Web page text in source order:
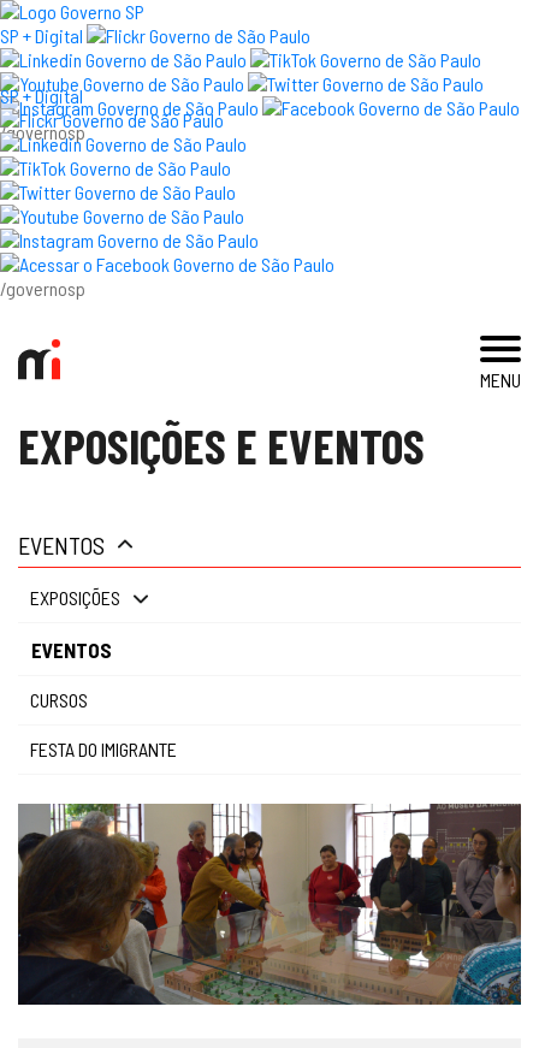
SP + Digital
/governosp
SP + Digital
/governosp
MENU
×
visite
exposições e eventos
acervo e pesquisa
museu
gestão
EXPOSIÇÕES E EVENTOS
EVENTOS
EXPOSIÇÕES
EVENTOS
CURSOS
FESTA DO IMIGRANTE